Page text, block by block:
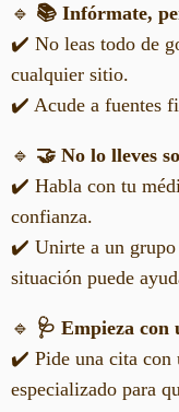
🔹 📚 Infórmate,
✔️ No leas todo de
cualquier sitio.
✔️ Acude a fuentes
🔹 🤝 No lo lleves
✔️ Habla con tu
confianza.
✔️ Unirte a un grupo
situación puede
🔹 🩺 Empieza con
✔️ Pide una cita con
especializado para